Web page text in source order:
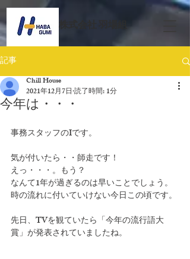
​株式会社 羽場組
記事
今年は・・・
Chill House
2021年12月7日 読了時間: 1分
事務スタッフのIです。
気が付いたら・・師走です！
えっ・・・。もう？
なんて1年が過ぎるのは早いことでしょう。
時の流れに付いていけない今日この頃です。
先日、TVを観ていたら「今年の流行語大
賞」が発表されていましたね。